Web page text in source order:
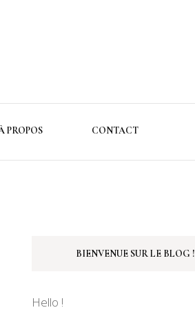
PROPOS CONTACT
BIENVENUE SUR LE BLOG !
Hello !